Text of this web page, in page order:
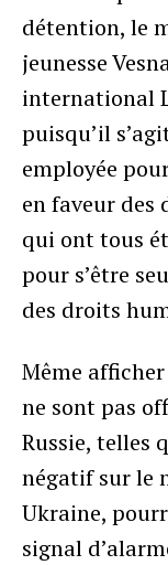
détention, le
jeunesse
international
puisqu’il
employée
en faveur des
qui ont tous
pour s’être
des droits
Même
ne sont pas
Russie, telles
négatif sur le
Ukraine,
signal